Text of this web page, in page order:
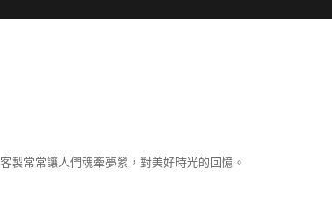
製常常讓人們魂牽夢縈，對美好時光的回憶。